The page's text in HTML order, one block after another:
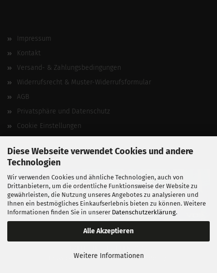
Diese Webseite verwendet Cookies und andere
Technologien
Wir verwenden Cookies und ähnliche Technologien, auch von
Drittanbietern, um die ordentliche Funktionsweise der Website zu
gewährleisten, die Nutzung unseres Angebotes zu analysieren und
Ihnen ein bestmögliches Einkaufserlebnis bieten zu können. Weitere
Informationen finden Sie in unserer Datenschutzerklärung.
Alle Akzeptieren
Weitere Informationen
Impressum
Kontakt
Versand- & Zahlungsbedingungen
Widerrufsrecht & Muster-Widerrufsformular
AGB
Privatsphäre und Datenschutz
Cookie Einstellungen
Vertrag widerrufen
Entwickelt vonfabian heinz webdesign